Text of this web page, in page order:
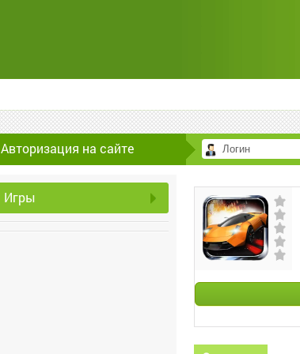
Авторизация на сайте
Игры